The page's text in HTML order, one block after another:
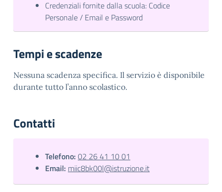
Credenziali fornite dalla scuola: Codice
Personale / Email e Password
Tempi e scadenze
Nessuna scadenza specifica. Il servizio è disponibile
durante tutto l’anno scolastico.
Contatti
Telefono: 02 26 41 10 01
Email: miic8bk00l@istruzione.it